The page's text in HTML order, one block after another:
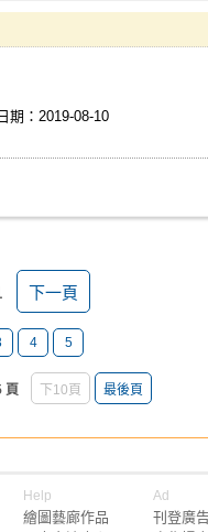
期：2019-08-10
下一頁
4 5
頁 下10頁 最後頁
Help
繪圖藝廊作品
Ad
刊登廣